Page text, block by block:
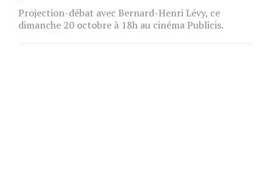
Projection-débat avec Bernard-Henri Lévy, ce
dimanche 20 octobre à 18h au cinéma Publicis.